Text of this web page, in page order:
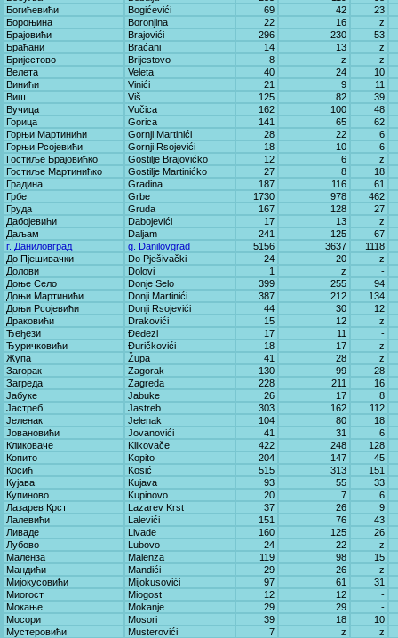
Богићевићи
Bogićevići 69 42
23
Бороњина
Boronjina 22 16
z
Брајовићи
Brajovići 296 230
53
Браћани
Braćani 14 13
z
Бријестово
Brijestovo 8 z
z
Велета
Veleta 40 24
10
Винићи
Vinići 21 9
11
Виш
Viš 125 82
39
Вучица
Vučica 162 100
48
Горица
Gorica 141 65
62
Горњи Мартинићи
Gornji Martinići 28 22
6
Горњи Рсојевићи
Gornji Rsojevići 18 10
6
Гостиље Брајовићко
Gostilje Brajovićko 12 6
z
Гостиље Мартинићко
Gostilje Martinićko 27 8
18
Градина
Gradina 187 116
61
Грбе
Grbe 1730 978
462
Груда
Gruda 167 128
27
Дабојевићи
Dabojevići 17 13
z
Даљам
Daljam 241 125
67
г. Даниловград
g. Danilovgrad 5156 3637
1118
До Пјешивачки
Do Pješivački 24 20
z
Долови
Dolovi 1 z
-
Доње Село
Donje Selo 399 255
94
Доњи Мартинићи
Donji Martinići 387 212
134
Доњи Рсојевићи
Donji Rsojevići 44 30
12
Драковићи
Drakovići 15 12
z
Ђеђези
Đeđezi 17 11
-
Ђуричковићи
Đuričkovići 18 17
z
Жупа
Župa 41 28
z
Загорак
Zagorak 130 99
28
Загреда
Zagreda 228 211
16
Јабуке
Jabuke 26 17
8
Јастреб
Jastreb 303 162
112
Јеленак
Jelenak 104 80
18
Јовановићи
Jovanovići 41 31
6
Кликоваче
Klikovače 422 248
128
Копито
Kopito 204 147
45
Косић
Kosić 515 313
151
Кујава
Kujava 93 55
33
Купиново
Kupinovo 20 7
6
Лазарев Крст
Lazarev Krst 37 26
9
Лалевићи
Lalevići 151 76
43
Ливаде
Livade 160 125
26
Лубово
Lubovo 24 22
z
Маленза
Malenza 119 98
15
Мандићи
Mandići 29 26
z
Мијокусовићи
Mijokusovići 97 61
31
Миогост
Miogost 12 12
-
Мокање
Mokanje 29 29
-
Мосори
Mosori 39 18
10
Мустеровићи
Musterovići 7 z
z